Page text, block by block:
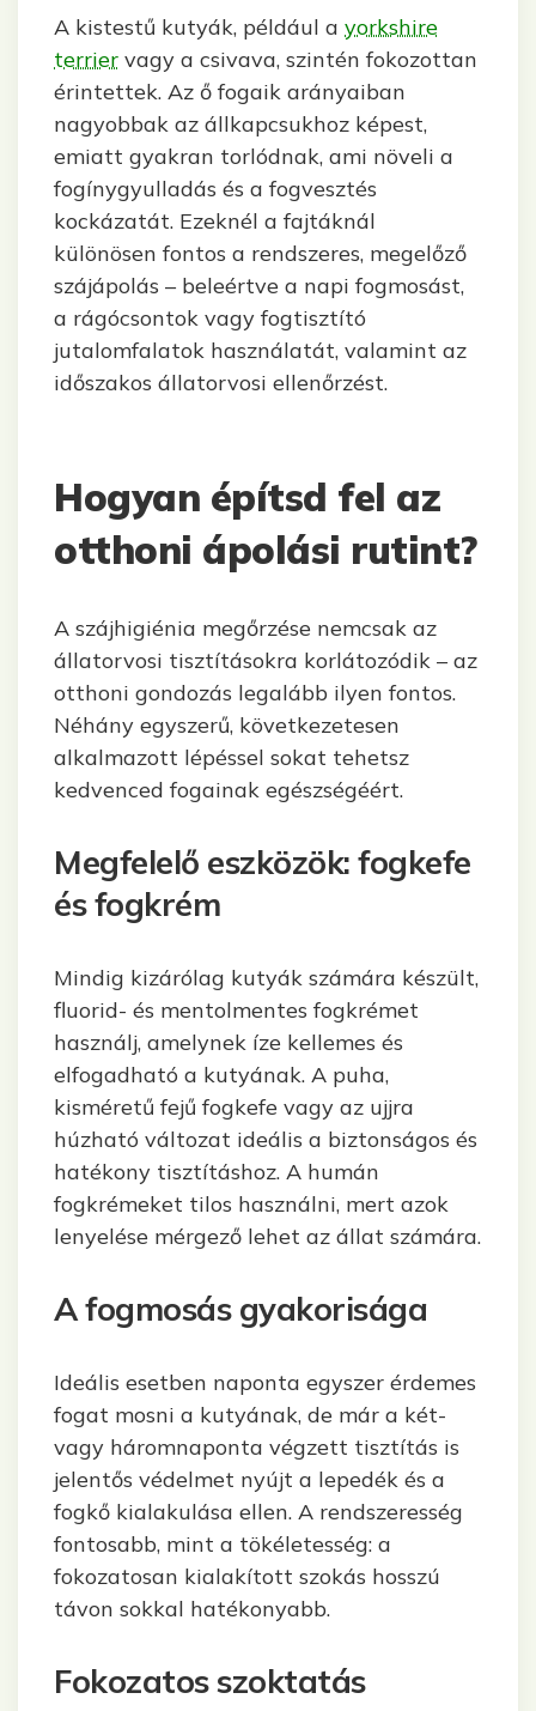
A kistestű kutyák, például a yorkshire
terrier vagy a csivava, szintén fokozottan
érintettek. Az ő fogaik arányaiban
nagyobbak az állkapcsukhoz képest,
emiatt gyakran torlódnak, ami növeli a
fogínygyulladás és a fogvesztés
kockázatát. Ezeknél a fajtáknál
különösen fontos a rendszeres, megelőző
szájápolás – beleértve a napi fogmosást,
a rágócsontok vagy fogtisztító
jutalomfalatok használatát, valamint az
időszakos állatorvosi ellenőrzést.
Hogyan építsd fel az
otthoni ápolási rutint?
A szájhigiénia megőrzése nemcsak az
állatorvosi tisztításokra korlátozódik – az
otthoni gondozás legalább ilyen fontos.
Néhány egyszerű, következetesen
alkalmazott lépéssel sokat tehetsz
kedvenced fogainak egészségéért.
Megfelelő eszközök: fogkefe
és fogkrém
Mindig kizárólag kutyák számára készült,
fluorid- és mentolmentes fogkrémet
használj, amelynek íze kellemes és
elfogadható a kutyának. A puha,
kisméretű fejű fogkefe vagy az ujjra
húzható változat ideális a biztonságos és
hatékony tisztításhoz. A humán
fogkrémeket tilos használni, mert azok
lenyelése mérgező lehet az állat számára.
A fogmosás gyakorisága
Ideális esetben naponta egyszer érdemes
fogat mosni a kutyának, de már a két-
vagy háromnaponta végzett tisztítás is
jelentős védelmet nyújt a lepedék és a
fogkő kialakulása ellen. A rendszeresség
fontosabb, mint a tökéletesség: a
fokozatosan kialakított szokás hosszú
távon sokkal hatékonyabb.
Fokozatos szoktatás